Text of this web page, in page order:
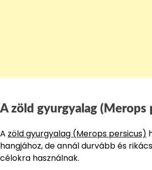
A zöld gyurgyalag (Merops
A zöld gyurgyalag (Merops persicus)
hangjához, de annál durvább és
célokra használnak.